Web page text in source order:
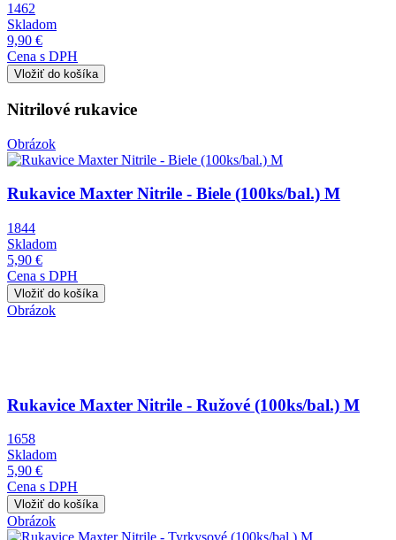
1462
Skladom
9,90 €
Cena s DPH
Nitrilové rukavice
Obrázok
Rukavice Maxter Nitrile - Biele (100ks/bal.) M
1844
Skladom
5,90 €
Cena s DPH
Obrázok
Rukavice Maxter Nitrile - Ružové (100ks/bal.) M
1658
Skladom
5,90 €
Cena s DPH
Obrázok